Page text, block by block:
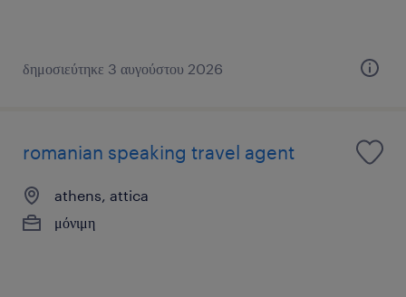
δημοσιεύτηκε 3 αυγούστου 2026
romanian speaking travel agent
athens, attica
μόνιμη